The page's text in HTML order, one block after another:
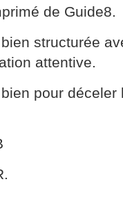
de Guide8.
structurée
attentive.
pour